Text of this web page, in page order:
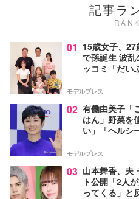
記事ラ
01 15歳女子、
で孫誕生 波乱
ッコミ「だい
モデルプレス
02 有働由美子「
はん」野菜を
い」「ヘルシ
モデルプレス
03 山本舞香、夫
ト公開「2人
ってくる」と